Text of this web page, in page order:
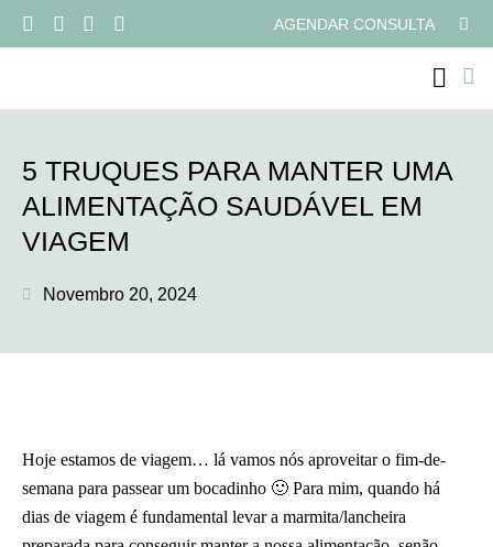
AGENDAR CONSULTA
5 TRUQUES PARA MANTER UMA
ALIMENTAÇÃO SAUDÁVEL EM
VIAGEM
Novembro 20, 2024
Hoje estamos de viagem… lá vamos nós aproveitar o fim-de-
semana para passear um bocadinho 🙂 Para mim, quando há
dias de viagem é fundamental levar a marmita/lancheira